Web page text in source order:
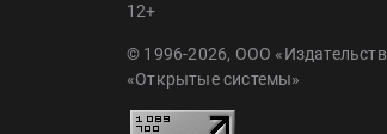
12+
© 1996-2026, ООО
«Открытые системы»